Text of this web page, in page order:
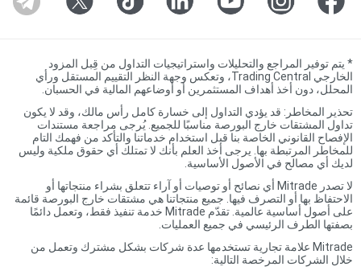
* يتم توفير المراجع والتحليلات واستراتيجيات التداول من قِبل المزود
الخارجي Trading Central، وتعكس وجهة النظر التقييم المستقل ورأي
المحلل، دون أخذ أهداف المستثمرين أو أوضاعهم المالية في الحسبان.
تحذير المخاطر: قد يؤدي التداول إلى خسارة كامل رأس مالك، وقد لا يكون
تداول المشتقات خارج البورصة مناسبًا للجميع. يُرجى مراجعة مستندات
الإفصاح القانوني الخاصة بنا قبل استخدام خدماتنا والتأكد من فهمك التام
للمخاطر المرتبطة بها. يرجى أخذ العلم بأنك لا تمتلك أي حقوق ملكية وليس
لديك أي مصالح في الأصول الأساسية.
لا تصدر Mitrade أي نصائح أو توصيات أو آراء تتعلق بشراء منتجاتها أو
الاحتفاظ بها أو التصرف فيها. جميع منتجاتنا هي مشتقات خارج البورصة قائمة
على أصول أساسية عالمية. تقدّم Mitrade خدمة تنفيذ فقط، وتعمل دائمًا
بصفتها الطرف الرئيسي في جميع العمليات.
Mitrade علامة تجارية تستخدمها عدة شركات بشكل مشترك وتعمل من
خلال الشركات المرخصة التالية: